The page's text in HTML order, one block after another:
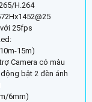
H.264
25fps
15m)
Camera có màu
bật 2 đèn ánh
6mm)